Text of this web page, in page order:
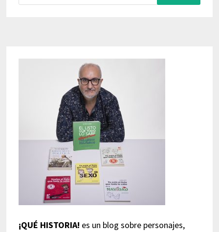
¡QUÉ HISTORIA! es un blog sobre personajes,